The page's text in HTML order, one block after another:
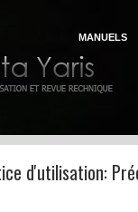
MANUELS
d'utilisation: